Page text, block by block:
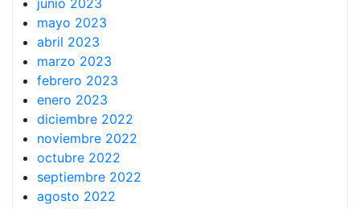
junio 2023
mayo 2023
abril 2023
marzo 2023
febrero 2023
enero 2023
diciembre 2022
noviembre 2022
octubre 2022
septiembre 2022
agosto 2022